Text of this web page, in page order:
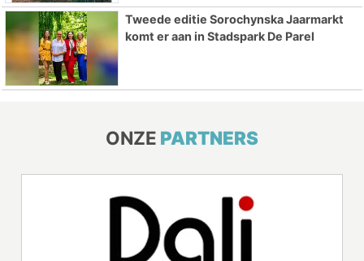
Tweede editie Sorochynska Jaarmarkt
komt er aan in Stadspark De Parel
ONZE PARTNERS